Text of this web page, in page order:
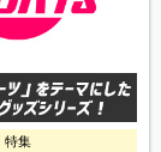
特集